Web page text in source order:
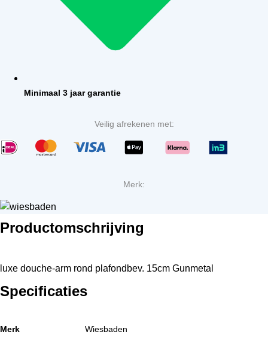
Minimaal 3 jaar garantie
Veilig afrekenen met:
Merk:
Productomschrijving
luxe douche-arm rond plafondbev. 15cm Gunmetal
Specificaties
Merk Wiesbaden